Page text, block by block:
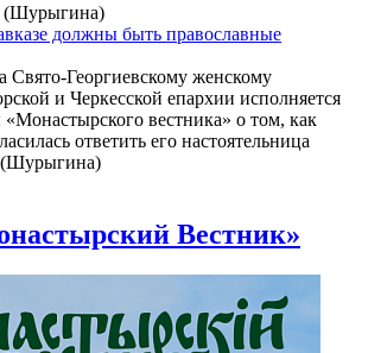
(Шурыгина)
должны быть православные
Свято-Георгиевскому женскому
и Черкесской епархии исполняется
вестника» о том, как
ответить его настоятельница
(Шурыгина)
Вестник»